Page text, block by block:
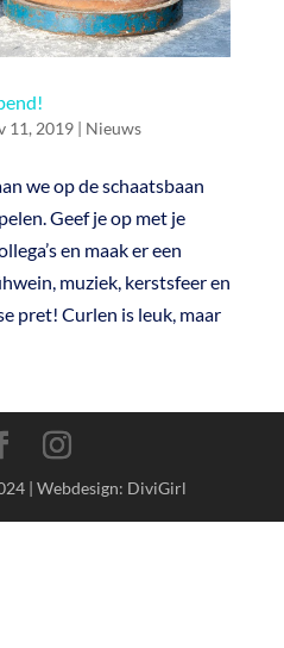
11, 2019| Nieuws
we op de schaatsbaan
Geef je op met je
en maak er een
muziek, kerstsfeer en
pret! Curlen is leuk, maar
| Webdesign: DiviGirl